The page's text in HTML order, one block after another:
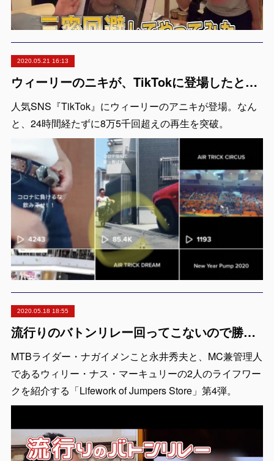
2020.05.21 16:13
ウィーリーのニキが、TikTokに登場したところ、24時間経たずに8万5千回超えの再生！
人気SNS『TikTok』にウィーリーのアニキが登場。なん
と、24時間経たずに8万5千回超えの再生を突破。
2020.05.18 18:55
流行りのバトンリレー回ってこないので勝手にバトンを拾ってみた【Lifework of Jumpers Store #4】
MTBライダー・ナガイメンこと永井秀夫と、MC兼管理人
であるウィリー・ナス・マーキュリーの2人のライフワー
クを紹介する「Lifework of Jumpers Store」第4弾。